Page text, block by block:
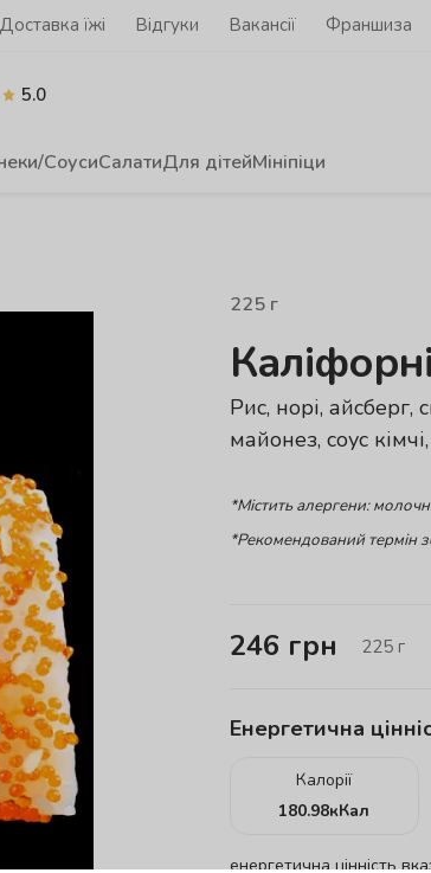
Доставка їжі Відгуки Вакансії Франшиза
5.0
СоусиСалатиДля дітейМініпіци
225 г
Рис, норі, айсберг,
майонез, соус
*Містить алергени:
*Рекомендований термін
246 грн 225 г
Енергетична
Калорії
180.98кКал
енергетична цінність